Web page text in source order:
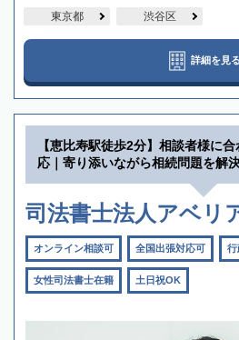
東京都 渋谷区
詳細を見る
【恵比寿駅徒歩2分】相談者様に
応｜寄り添いながら相続問題を解
司法書士法人アベリ
オンライン相談可 全国出張対応可 行
女性司法書士在籍 土日祝OK